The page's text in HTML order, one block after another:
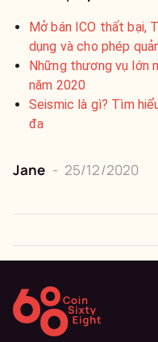
Mở bán ICO thất bại,
dụng và cho phép
Những thương vụ lớn
năm 2020
Seismic là gì? Tìm
đa
Jane - 25/12/2020